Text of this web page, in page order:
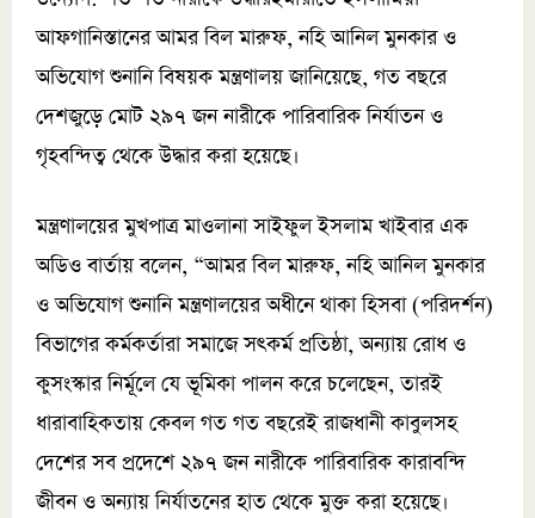
আফগানিস্তানের আমর বিল মারুফ, নহি আনিল মুনকার ও
অভিযোগ শুনানি বিষয়ক মন্ত্রণালয় জানিয়েছে, গত বছরে
দেশজুড়ে মোট ২৯৭ জন নারীকে পারিবারিক নির্যাতন ও
গৃহবন্দিত্ব থেকে উদ্ধার করা হয়েছে।
মন্ত্রণালয়ের মুখপাত্র মাওলানা সাইফুল ইসলাম খাইবার এক
অডিও বার্তায় বলেন, “আমর বিল মারুফ, নহি আনিল মুনকার
ও অভিযোগ শুনানি মন্ত্রণালয়ের অধীনে থাকা হিসবা (পরিদর্শন)
বিভাগের কর্মকর্তারা সমাজে সৎকর্ম প্রতিষ্ঠা, অন্যায় রোধ ও
কুসংস্কার নির্মূলে যে ভূমিকা পালন করে চলেছেন, তারই
ধারাবাহিকতায় কেবল গত গত বছরেই রাজধানী কাবুলসহ
দেশের সব প্রদেশে ২৯৭ জন নারীকে পারিবারিক কারাবন্দি
জীবন ও অন্যায় নির্যাতনের হাত থেকে মুক্ত করা হয়েছে।